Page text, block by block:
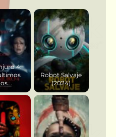
4:
Robot Salvaje
(2024)